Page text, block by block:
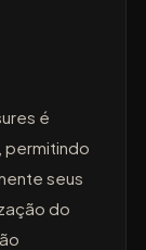
é
permitindo
seus
do